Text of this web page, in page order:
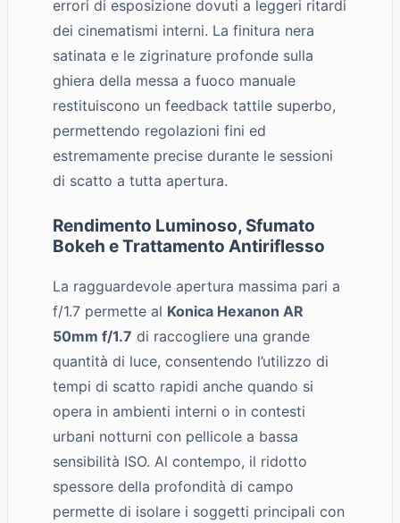
errori di esposizione dovuti a leggeri ritardi
dei cinematismi interni. La finitura nera
satinata e le zigrinature profonde sulla
ghiera della messa a fuoco manuale
restituiscono un feedback tattile superbo,
permettendo regolazioni fini ed
estremamente precise durante le sessioni
di scatto a tutta apertura.
Rendimento Luminoso, Sfumato
Bokeh e Trattamento Antiriflesso
La ragguardevole apertura massima pari a
f/1.7 permette al Konica Hexanon AR
50mm f/1.7 di raccogliere una grande
quantità di luce, consentendo l’utilizzo di
tempi di scatto rapidi anche quando si
opera in ambienti interni o in contesti
urbani notturni con pellicole a bassa
sensibilità ISO. Al contempo, il ridotto
spessore della profondità di campo
permette di isolare i soggetti principali con